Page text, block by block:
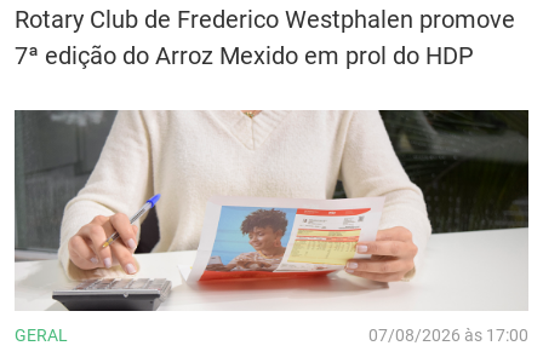
Rotary Club de Frederico Westphalen promove
7ª edição do Arroz Mexido em prol do HDP
GERAL 07/08/2026 às 17:00